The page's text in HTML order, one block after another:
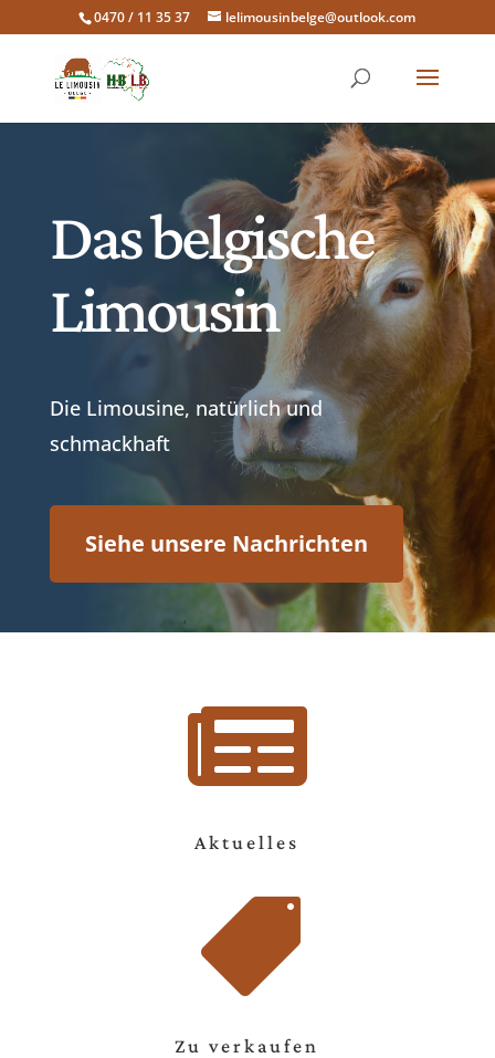
0470 / 11 35 37 lelimousinbelge@outlook.com
Das belgische
Limousin
Die Limousine, natürlich und
schmackhaft
Siehe unsere Nachrichten

Aktuelles

Zu verkaufen